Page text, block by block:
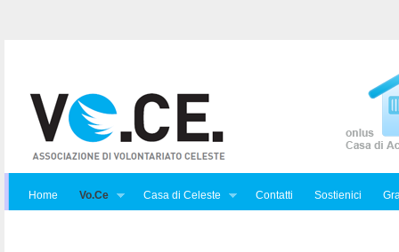
Home Vo.Ce Casa di Celeste Contatti Sostienici